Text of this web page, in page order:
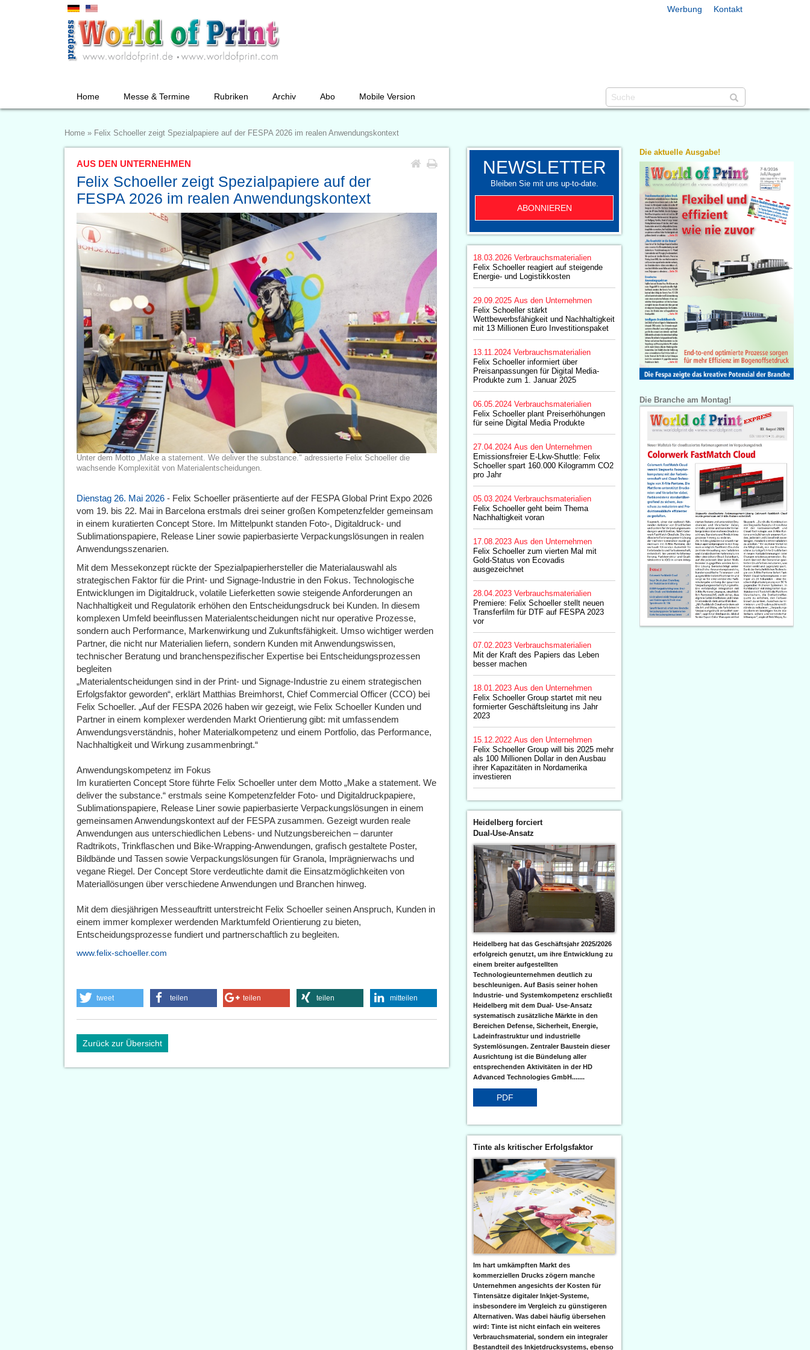
Werbung Kontakt
Home Messe & Termine Rubriken Archiv Abo Mobile Version
Home » Felix Schoeller zeigt Spezialpapiere auf der FESPA 2026 im realen Anwendungskontext
AUS DEN UNTERNEHMEN
Felix Schoeller zeigt Spezialpapiere auf der
FESPA 2026 im realen Anwendungskontext
Unter dem Motto „Make a statement. We deliver the substance." adressierte Felix Schoeller die
wachsende Komplexität von Materialentscheidungen.
Dienstag 26. Mai 2026 - Felix Schoeller präsentierte auf der FESPA Global Print Expo 2026
vom 19. bis 22. Mai in Barcelona erstmals drei seiner großen Kompetenzfelder gemeinsam
in einem kuratierten Concept Store. Im Mittelpunkt standen Foto-, Digitaldruck- und
Sublimationspapiere, Release Liner sowie papierbasierte Verpackungslösungen in realen
Anwendungsszenarien.
Mit dem Messekonzept rückte der Spezialpapierhersteller die Materialauswahl als
strategischen Faktor für die Print- und Signage-Industrie in den Fokus. Technologische
Entwicklungen im Digitaldruck, volatile Lieferketten sowie steigende Anforderungen an
Nachhaltigkeit und Regulatorik erhöhen den Entscheidungsdruck bei Kunden. In diesem
komplexen Umfeld beeinflussen Materialentscheidungen nicht nur operative Prozesse,
sondern auch Performance, Markenwirkung und Zukunftsfähigkeit. Umso wichtiger werden
Partner, die nicht nur Materialien liefern, sondern Kunden mit Anwendungswissen,
technischer Beratung und branchenspezifischer Expertise bei Entscheidungsprozessen
begleiten
„Materialentscheidungen sind in der Print- und Signage-Industrie zu einem strategischen
Erfolgsfaktor geworden“, erklärt Matthias Breimhorst, Chief Commercial Officer (CCO) bei
Felix Schoeller. „Auf der FESPA 2026 haben wir gezeigt, wie Felix Schoeller Kunden und
Partner in einem komplexer werdenden Markt Orientierung gibt: mit umfassendem
Anwendungsverständnis, hoher Materialkompetenz und einem Portfolio, das Performance,
Nachhaltigkeit und Wirkung zusammenbringt.“
Anwendungskompetenz im Fokus
Im kuratierten Concept Store führte Felix Schoeller unter dem Motto „Make a statement. We
deliver the substance.“ erstmals seine Kompetenzfelder Foto- und Digitaldruckpapiere,
Sublimationspapiere, Release Liner sowie papierbasierte Verpackungslösungen in einem
gemeinsamen Anwendungskontext auf der FESPA zusammen. Gezeigt wurden reale
Anwendungen aus unterschiedlichen Lebens- und Nutzungsbereichen – darunter
Radtrikots, Trinkflaschen und Bike-Wrapping-Anwendungen, grafisch gestaltete Poster,
Bildbände und Tassen sowie Verpackungslösungen für Granola, Imprägnierwachs und
vegane Riegel. Der Concept Store verdeutlichte damit die Einsatzmöglichkeiten von
Materiallösungen über verschiedene Anwendungen und Branchen hinweg.
Mit dem diesjährigen Messeauftritt unterstreicht Felix Schoeller seinen Anspruch, Kunden in
einem immer komplexer werdenden Marktumfeld Orientierung zu bieten,
Entscheidungsprozesse fundiert und partnerschaftlich zu begleiten.
www.felix-schoeller.com
tweet teilen teilen teilen mitteilen
Zurück zur Übersicht
NEWSLETTER
Bleiben Sie mit uns up-to-date.
ABONNIEREN
18.03.2026 Verbrauchsmaterialien
Felix Schoeller reagiert auf steigende
Energie- und Logistikkosten
29.09.2025 Aus den Unternehmen
Felix Schoeller stärkt
Wettbewerbsfähigkeit und Nachhaltigkeit
mit 13 Millionen Euro Investitionspaket
13.11.2024 Verbrauchsmaterialien
Felix Schoeller informiert über
Preisanpassungen für Digital Media-
Produkte zum 1. Januar 2025
06.05.2024 Verbrauchsmaterialien
Felix Schoeller plant Preiserhöhungen
für seine Digital Media Produkte
27.04.2024 Aus den Unternehmen
Emissionsfreier E-Lkw-Shuttle: Felix
Schoeller spart 160.000 Kilogramm CO2
pro Jahr
05.03.2024 Verbrauchsmaterialien
Felix Schoeller geht beim Thema
Nachhaltigkeit voran
17.08.2023 Aus den Unternehmen
Felix Schoeller zum vierten Mal mit
Gold-Status von Ecovadis
ausgezeichnet
28.04.2023 Verbrauchsmaterialien
Premiere: Felix Schoeller stellt neuen
Transferfilm für DTF auf FESPA 2023
vor
07.02.2023 Verbrauchsmaterialien
Mit der Kraft des Papiers das Leben
besser machen
18.01.2023 Aus den Unternehmen
Felix Schoeller Group startet mit neu
formierter Geschäftsleitung ins Jahr
2023
15.12.2022 Aus den Unternehmen
Felix Schoeller Group will bis 2025 mehr
als 100 Millionen Dollar in den Ausbau
ihrer Kapazitäten in Nordamerika
investieren
Heidelberg forciert
Dual-Use-Ansatz
Heidelberg hat das Geschäftsjahr 2025/2026
erfolgreich genutzt, um ihre Entwicklung zu
einem breiter aufgestellten
Technologieunternehmen deutlich zu
beschleunigen. Auf Basis seiner hohen
Industrie- und Systemkompetenz erschließt
Heidelberg mit dem Dual- Use-Ansatz
systematisch zusätzliche Märkte in den
Bereichen Defense, Sicherheit, Energie,
Ladeinfrastruktur und industrielle
Systemlösungen. Zentraler Baustein dieser
Ausrichtung ist die Bündelung aller
entsprechenden Aktivitäten in der HD
Advanced Technologies GmbH.......
PDF
Tinte als kritischer Erfolgsfaktor
Im hart umkämpften Markt des
kommerziellen Drucks zögern manche
Unternehmen angesichts der Kosten für
Tintensätze digitaler Inkjet-Systeme,
insbesondere im Vergleich zu günstigeren
Alternativen. Was dabei häufig übersehen
wird: Tinte ist nicht einfach ein weiteres
Verbrauchsmaterial, sondern ein integraler
Bestandteil des Inkjetdrucksystems, ebenso
Die aktuelle Ausgabe!
Die Branche am Montag!